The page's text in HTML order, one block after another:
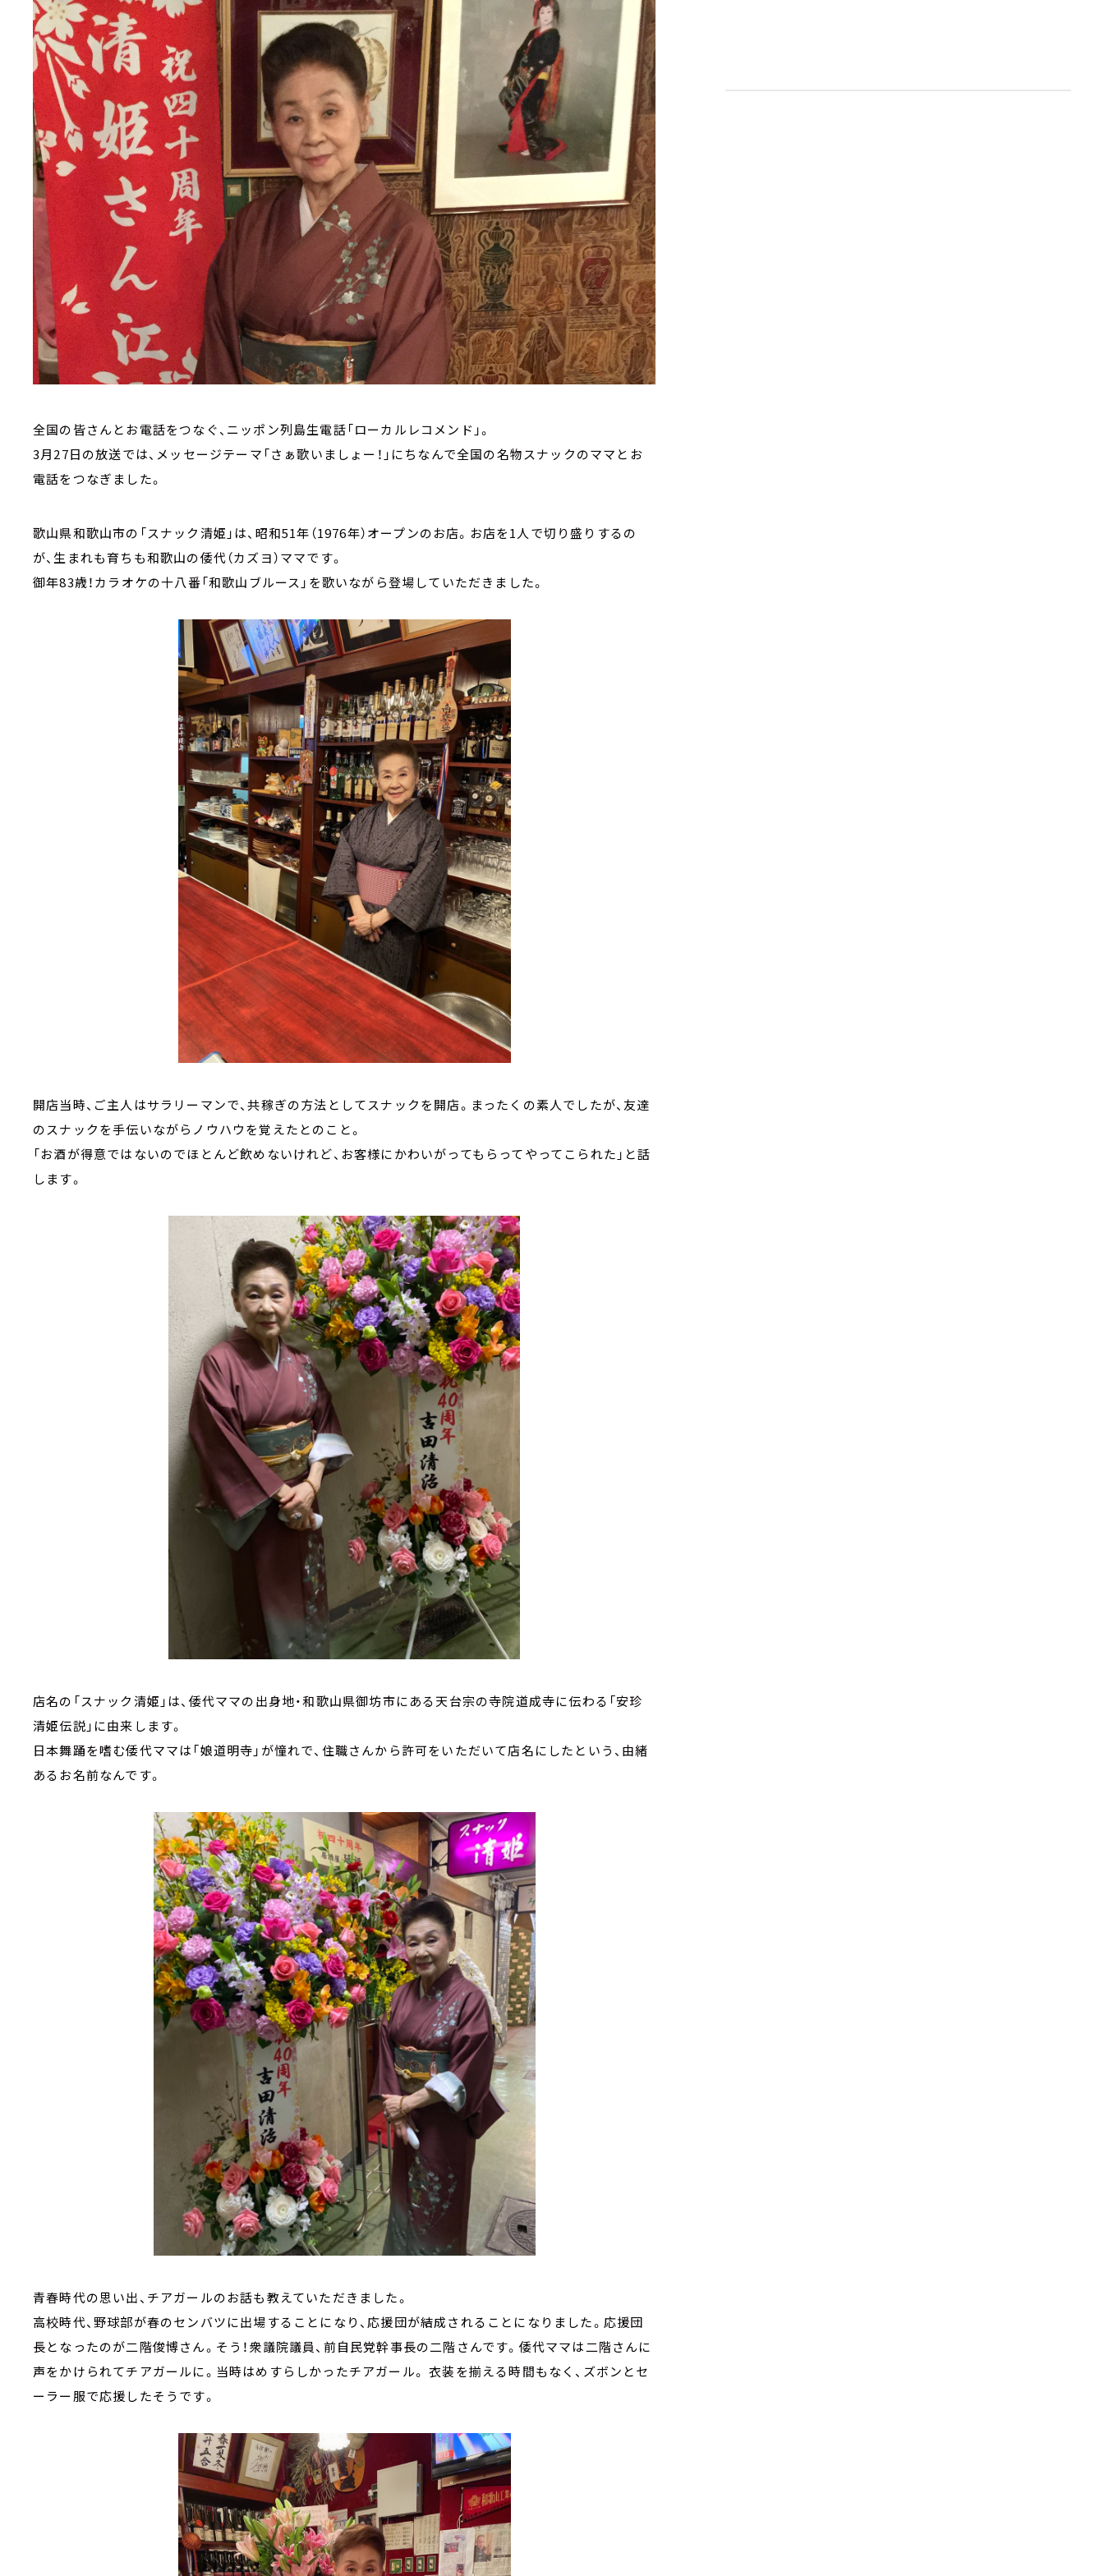
全国の皆さんとお電話をつなぐ、ニッポン列島生電話「ローカルレコメンド」。
3月27日の放送では、メッセージテーマ「さぁ歌いましょー！」にちなんで全国の名物スナックのママとお
電話をつなぎました。
歌山県和歌山市の「スナック清姫」は、昭和51年（1976年）オープンのお店。お店を1人で切り盛りするの
が、生まれも育ちも和歌山の倭代（カズヨ）ママです。
御年83歳！カラオケの十八番「和歌山ブルース」を歌いながら登場していただきました。
開店当時、ご主人はサラリーマンで、共稼ぎの方法としてスナックを開店。まったくの素人でしたが、友達
のスナックを手伝いながらノウハウを覚えたとのこと。
「お酒が得意ではないのでほとんど飲めないけれど、お客様にかわいがってもらってやってこられた」と話
します。
店名の「スナック清姫」は、倭代ママの出身地・和歌山県御坊市にある天台宗の寺院道成寺に伝わる「安珍
清姫伝説」に由来します。
日本舞踊を嗜む倭代ママは「娘道明寺」が憧れで、住職さんから許可をいただいて店名にしたという、由緒
あるお名前なんです。
青春時代の思い出、チアガールのお話も教えていただきました。
高校時代、野球部が春のセンバツに出場することになり、応援団が結成されることになりました。応援団
長となったのが二階俊博さん。そう！衆議院議員、前自民党幹事長の二階さんです。倭代ママは二階さんに
声をかけられてチアガールに。当時はめすらしかったチアガール。 衣装を揃える時間もなく、ズボンとセ
ーラー服で応援したそうです。